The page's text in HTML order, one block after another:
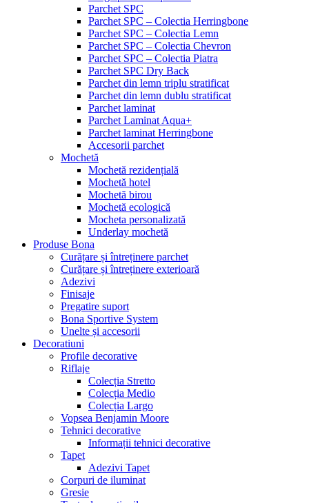
Parchet SPC
Parchet SPC – Colectia Herringbone
Parchet SPC – Colectia Lemn
Parchet SPC – Colectia Chevron
Parchet SPC – Colectia Piatra
Parchet SPC Dry Back
Parchet din lemn triplu stratificat
Parchet din lemn dublu stratificat
Parchet laminat
Parchet Laminat Aqua+
Parchet laminat Herringbone
Accesorii parchet
Mochetă
Mochetă rezidențială
Mochetă hotel
Mochetă birou
Mochetă ecologică
Mocheta personalizată
Underlay mochetă
Produse Bona
Curățare și întreținere parchet
Curățare și întreținere exterioară
Adezivi
Finisaje
Pregatire suport
Bona Sportive System
Unelte și accesorii
Decoratiuni
Profile decorative
Riflaje
Colecția Stretto
Colecția Medio
Colecția Largo
Vopsea Benjamin Moore
Tehnici decorative
Informații tehnici decorative
Tapet
Adezivi Tapet
Corpuri de iluminat
Gresie